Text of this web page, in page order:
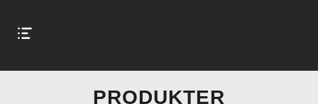
PRODUKTER